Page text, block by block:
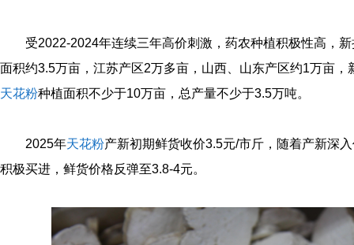
受2022-2024年连续三年高价刺激，药农种植积极性高，
面积约3.5万亩，江苏产区2万多亩，山西、山东产区约1万亩
天花粉种植面积不少于10万亩，总产量不少于3.5万吨。
2025年天花粉产新初期鲜货收价3.5元/市斤，随着产新深
积极买进，鲜货价格反弹至3.8-4元。